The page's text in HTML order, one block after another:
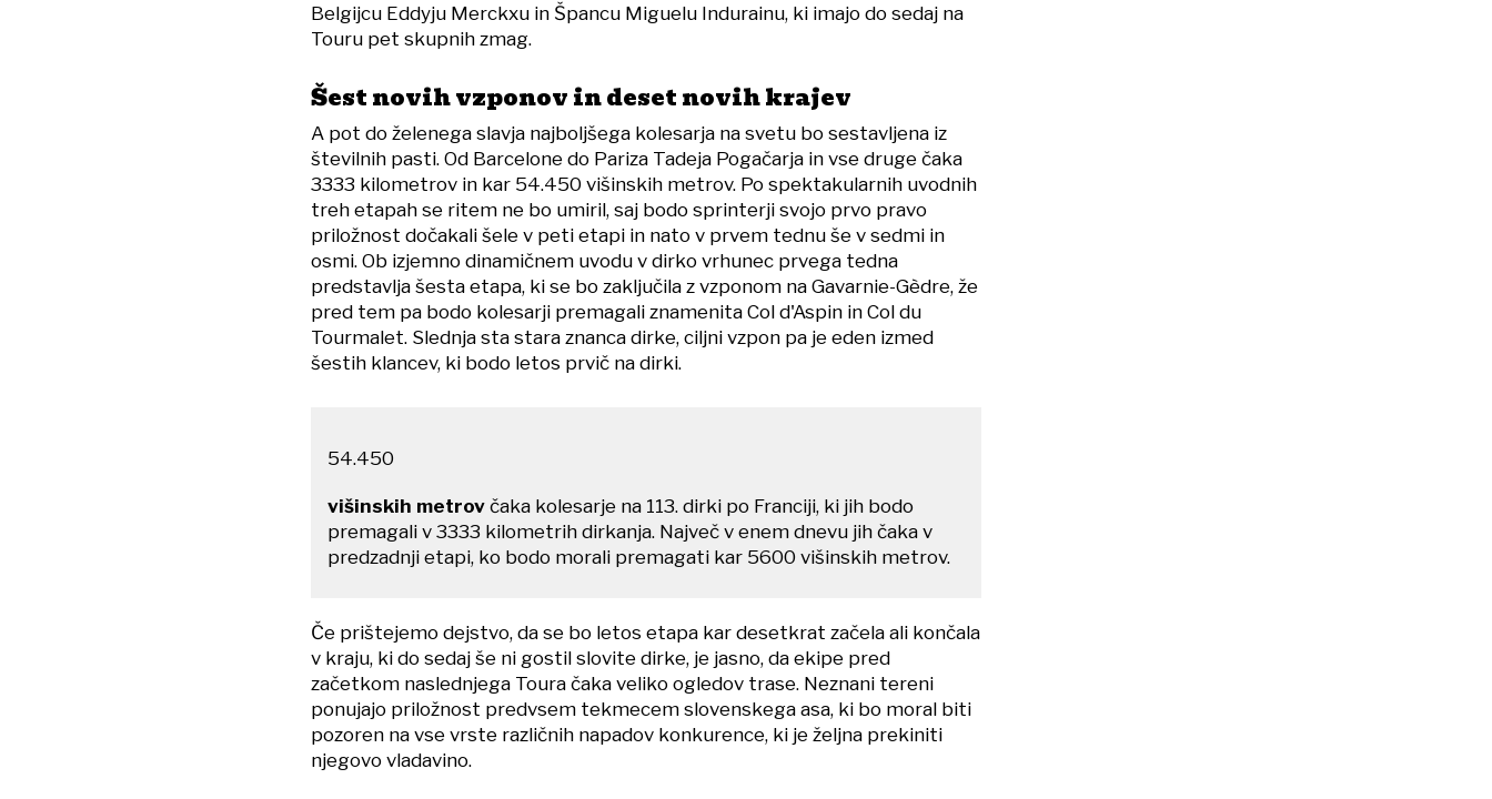
Belgijcu Eddyju Merckxu in Špancu Miguelu Indurainu, ki imajo do sedaj na
Touru pet skupnih zmag.
Šest novih vzponov in deset novih krajev
A pot do želenega slavja najboljšega kolesarja na svetu bo sestavljena iz
številnih pasti. Od Barcelone do Pariza Tadeja Pogačarja in vse druge čaka
3333 kilometrov in kar 54.450 višinskih metrov. Po spektakularnih uvodnih
treh etapah se ritem ne bo umiril, saj bodo sprinterji svojo prvo pravo
priložnost dočakali šele v peti etapi in nato v prvem tednu še v sedmi in
osmi. Ob izjemno dinamičnem uvodu v dirko vrhunec prvega tedna
predstavlja šesta etapa, ki se bo zaključila z vzponom na Gavarnie-Gèdre, že
pred tem pa bodo kolesarji premagali znamenita Col d'Aspin in Col du
Tourmalet. Slednja sta stara znanca dirke, ciljni vzpon pa je eden izmed
šestih klancev, ki bodo letos prvič na dirki.
54.450
​višinskih metrov čaka kolesarje na 113. dirki po Franciji, ki jih bodo
premagali v 3333 kilometrih dirkanja. Največ v enem dnevu jih čaka v
predzadnji etapi, ko bodo morali premagati kar 5600 višinskih metrov.
Če prištejemo dejstvo, da se bo letos etapa kar desetkrat začela ali končala
v kraju, ki do sedaj še ni gostil slovite dirke, je jasno, da ekipe pred
začetkom naslednjega Toura čaka veliko ogledov trase. Neznani tereni
ponujajo priložnost predvsem tekmecem slovenskega asa, ki bo moral biti
pozoren na vse vrste različnih napadov konkurence, ki je željna prekiniti
njegovo vladavino.